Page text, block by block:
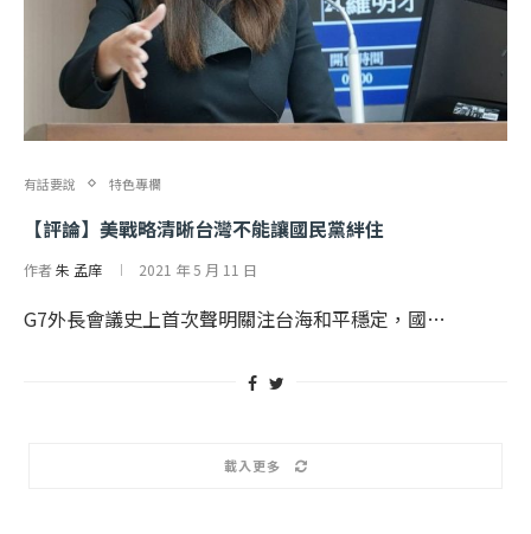
有話要說 特色專欄
【評論】美戰略清晰台灣不能讓國民黨絆住
作者朱 孟庠 2021 年 5 月 11 日
G7外長會議史上首次聲明關注台海和平穩定，國…
載入更多